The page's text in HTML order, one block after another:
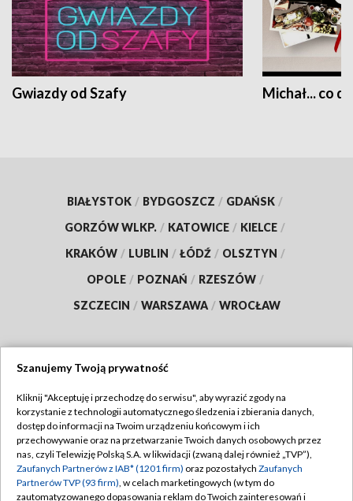
Gwiazdy od Szafy Michał... co
BIAŁYSTOK / BYDGOSZCZ / GDAŃSK /
GORZÓW WLKP. / KATOWICE / KIELCE /
KRAKÓW / LUBLIN / ŁÓDŹ / OLSZTYN /
OPOLE / POZNAŃ / RZESZÓW /
SZCZECIN / WARSZAWA / WROCŁAW
TVP
Abonament TVP
Emisja w TVP
Centrum informacji TVP
Regulamin TVP
Polityka prywatności
Moje zgody
Szanujemy Twoją prywatność
Kliknij "Akceptuję i przechodzę do serwisu", aby wyrazić zgody na
korzystanie z technologii automatycznego śledzenia i zbierania danych,
dostęp do informacji na Twoim urządzeniu końcowym i ich
przechowywanie oraz na przetwarzanie Twoich danych osobowych przez
nas, czyli Telewizję Polską S.A. w likwidacji (zwaną dalej również „TVP”),
Zaufanych Partnerów z IAB* (1201 firm) oraz pozostałych Zaufanych
Partnerów TVP (93 firm), w celach marketingowych (w tym do
zautomatyzowanego dopasowania reklam do Twoich zainteresowań i